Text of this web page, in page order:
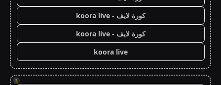
كورة لايف - koora live
كورة لايف - koora live
koora live
!